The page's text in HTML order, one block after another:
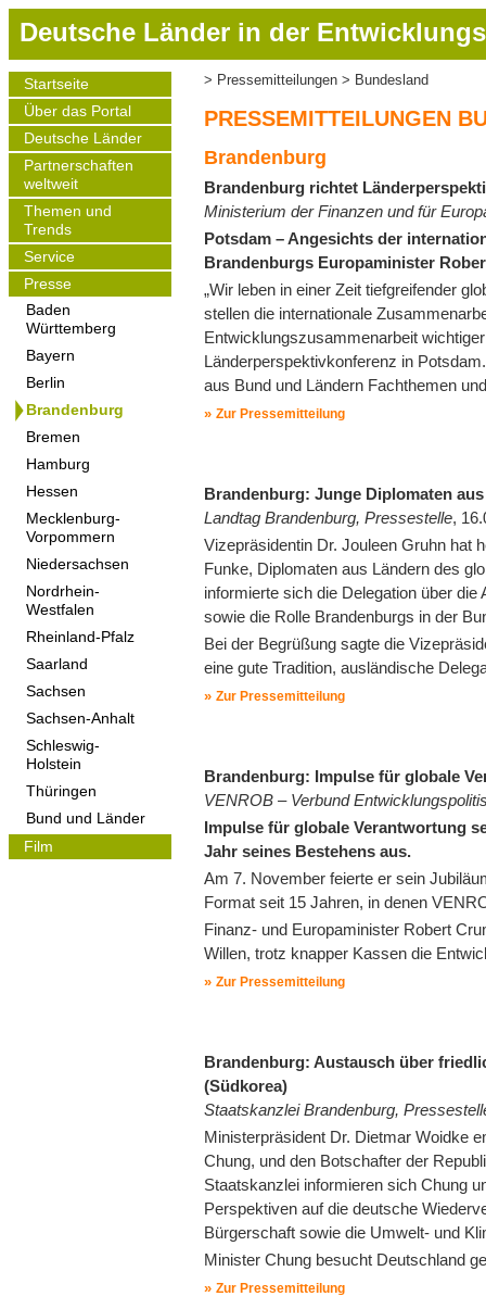
r
Deutsche Länder in der
Main
navigation
Startseite
Über das Portal
Deutsche Länder
Partnerschaften
weltweit
Themen und
Trends
Service
Presse
Baden
Württemberg
Bayern
Berlin
Brandenburg
Bremen
Hamburg
Hessen
Mecklenburg-
Vorpommern
Niedersachsen
Nordrhein-
Westfalen
Rheinland-Pfalz
Saarland
Sachsen
Sachsen-Anhalt
Schleswig-
Holstein
Thüringen
Bund und Länder
Film
Pfadnavigation
Pressemitteilungen Bundesland
PRESSEMITTEILUNGEN
Brandenburg
Brandenburg richtet
Ministerium der Finanzen und für
Potsdam – Angesichts der
Brandenburgs Europaminister
„Wir leben in einer Zeit tiefgreifender
stellen die internationale
Entwicklungszusammenarbeit
Länderperspektivkonferenz in
aus Bund und Ländern Fachthemen
Zur Pressemitteilung
Brandenburg: Junge Diplomaten
Landtag Brandenburg, Pressestelle,
Vizepräsidentin Dr. Jouleen Gruhn hat
Funke, Diplomaten aus Ländern des
informierte sich die Delegation über
sowie die Rolle Brandenburgs in der
Bei der Begrüßung sagte die
eine gute Tradition, ausländische
Zur Pressemitteilung
Brandenburg: Impulse für globale
VENROB – Verbund
Impulse für globale Verantwortung
Jahr seines Bestehens aus.
Am 7. November feierte er sein
Format seit 15 Jahren, in denen
Finanz- und Europaminister Robert
Willen, trotz knapper Kassen die
Zur Pressemitteilung
Brandenburg: Austausch über
(Südkorea)
Staatskanzlei Brandenburg,
Ministerpräsident Dr. Dietmar Woidke
Chung, und den Botschafter der
Staatskanzlei informieren sich Chung
Perspektiven auf die deutsche
Bürgerschaft sowie die Umwelt- und
Minister Chung besucht Deutschland
Zur Pressemitteilung